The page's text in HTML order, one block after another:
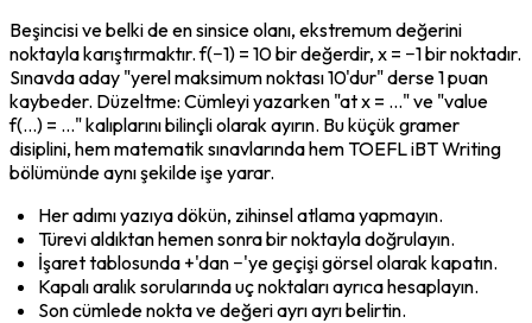
Beşincisi ve belki de en sinsice olanı, ekstremum değerini
noktayla karıştırmaktır. f(−1) = 10 bir değerdir, x = −1 bir noktadır.
Sınavda aday "yerel maksimum noktası 10'dur" derse 1 puan
kaybeder. Düzeltme: Cümleyi yazarken "at x = ..." ve "value
f(...) = ..." kalıplarını bilinçli olarak ayırın. Bu küçük gramer
disiplini, hem matematik sınavlarında hem TOEFL iBT Writing
bölümünde aynı şekilde işe yarar.
Her adımı yazıya dökün, zihinsel atlama yapmayın.
Türevi aldıktan hemen sonra bir noktayla doğrulayın.
İşaret tablosunda +'dan −'ye geçişi görsel olarak kapatın.
Kapalı aralık sorularında uç noktaları ayrıca hesaplayın.
Son cümlede nokta ve değeri ayrı ayrı belirtin.